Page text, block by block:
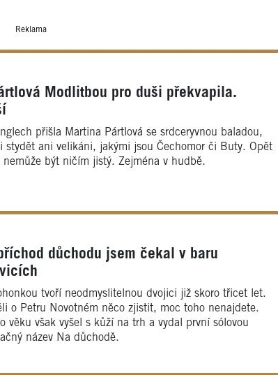
Reklama
Modlitbou pro duši překvapila.
přišla Martina Pártlová se srdceryvnou baladou,
stydět ani velikáni, jakými jsou Čechomor či Buty. Opět
nemůže být ničím jistý. Zejména v hudbě.
důchodu jsem čekal v baru
tvoří neodmyslitelnou dvojici již skoro třicet let.
o Petru Novotném něco zjistit, moc toho nenajdete.
věku však vyšel s kůží na trh a vydal první sólovou
název Na důchodě.